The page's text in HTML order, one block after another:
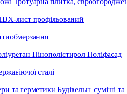
Тротуарна плитка,
лист профільований
Пінополістирол Поліфасад
сталі
та герметики Будівельні суміші та